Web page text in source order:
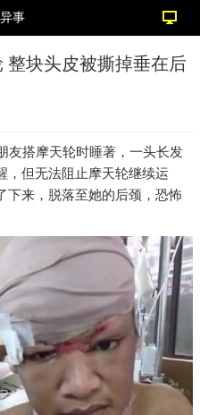
事
整块头皮被撕掉垂在后
友搭摩天轮时睡著，一头长发
，但无法阻止摩天轮继续运
下来，脱落至她的后颈，恐怖